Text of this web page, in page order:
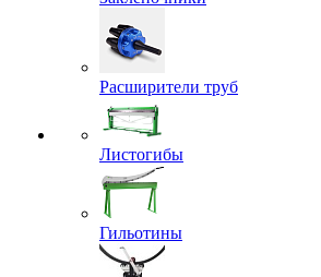
Расширители труб
Листогибы
Гильотины